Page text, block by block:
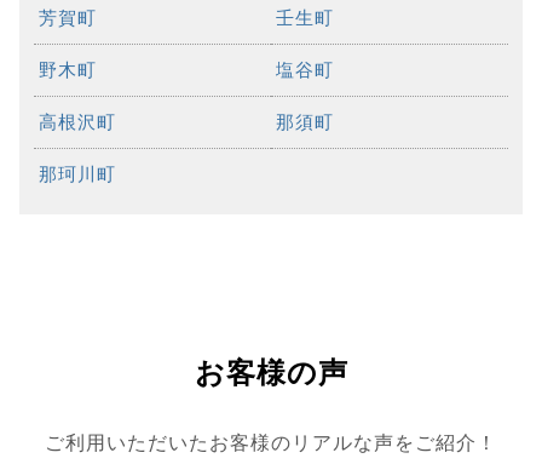
芳賀町 壬生町
野木町 塩谷町
高根沢町 那須町
那珂川町
お客様の声
ご利用いただいたお客様のリアルな声をご紹介！